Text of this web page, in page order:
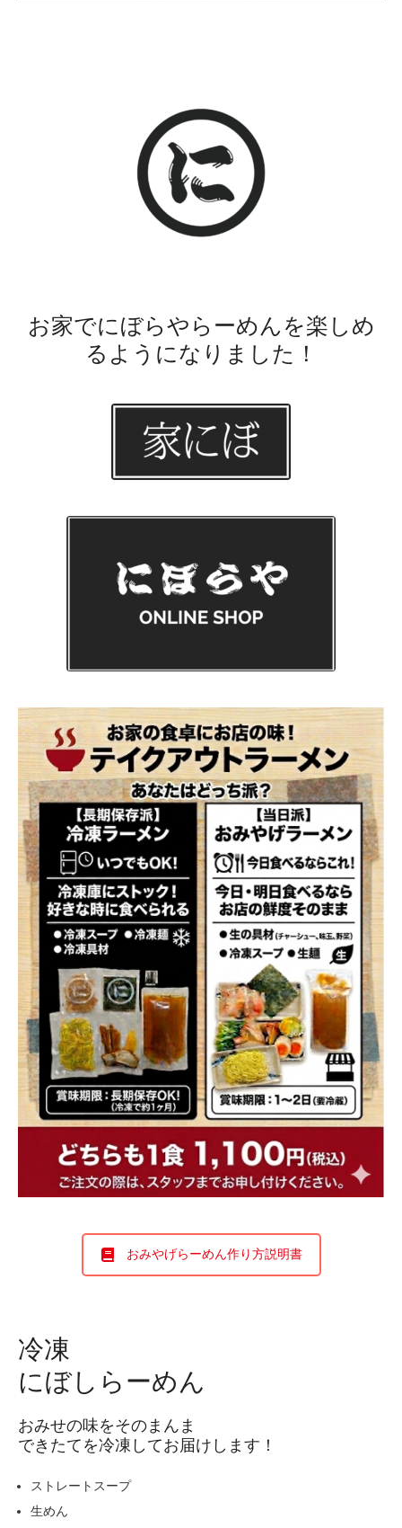
お家でにぼらやらーめんを楽しめ
るようになりました！
おみやげらーめん作り方説明書
冷凍
にぼしらーめん
おみせの味をそのまんま
できたてを冷凍してお届けします！
ストレートスープ
生めん